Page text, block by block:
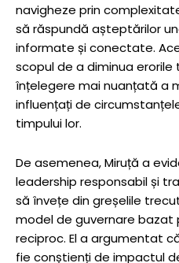
navigheze prin
să răspundă așteptărilor
informate și conectate.
scopul de a diminua
înțelegere mai nuanțată a
influențați de
timpului lor.
De asemenea, Miruță a
leadership responsabil și
să învețe din greșelile
model de guvernare bazat
reciproc. El a argumentat
fie conștienți de impactul